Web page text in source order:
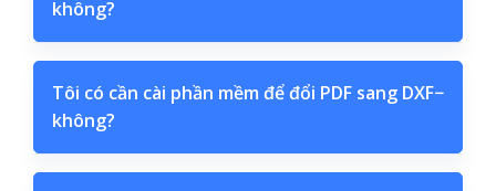
không?
Tôi có cần cài phần mềm để đổi PDF sang DXF
không?
−